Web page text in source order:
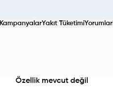
KampanyalarYakıt TüketimiYorumlar
Özellik mevcut değil